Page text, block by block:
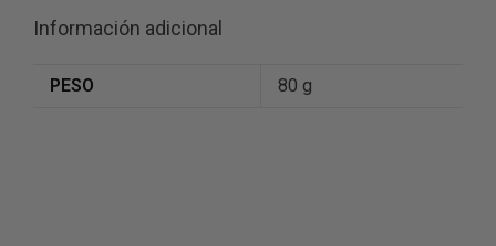
Información adicional
PESO 80 g